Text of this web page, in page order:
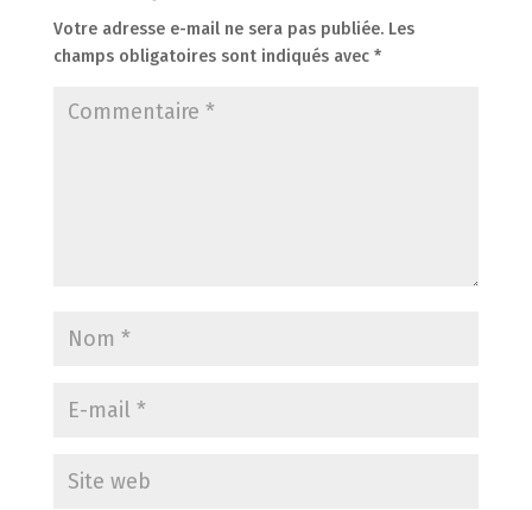
Votre adresse e-mail ne sera pas publiée. Les
champs obligatoires sont indiqués avec *